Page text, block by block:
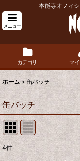
本能寺オフィ
メニュー
カテゴリ マ
ホーム > 缶バッチ
缶バッチ
表示数 :
4件